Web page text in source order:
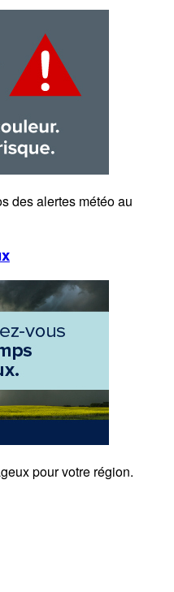
des alertes météo au
pour votre région.